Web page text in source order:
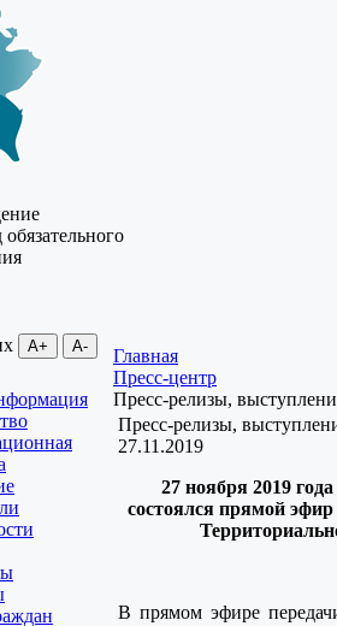
A+ A-
Главная
Пресс-центр
Пресс-релизы,
Пресс-релизы,
27.11.2019
27 ноября 2019
состоялся прямой эфир
В прямом эфире